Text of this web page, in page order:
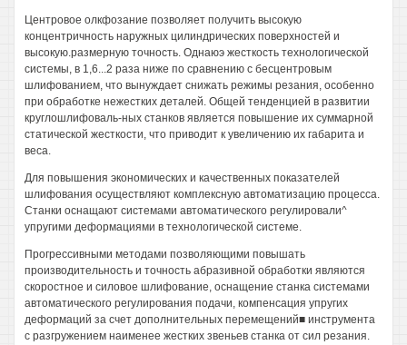
Центровое олкфозание позволяет получить высокую
концентричность наружных цилиндрических поверхностей и
высокую.размерную точность. Однаюэ жесткость технологической
системы, в 1,6...2 раза ниже по сравнению с бесцентровым
шлифованием, что вынуждает снижать режимы резания, особенно
при обработке нежестких деталей. Общей тенденцией в развитии
круглошлифоваль-ных станков является повышение их суммарной
статической жесткости, что приводит к увеличению их габарита и
веса.
Для повышения экономических и качественных показателей
шлифования осуществляют комплексную автоматизацию процесса.
Станки оснащают системами автоматического регулировали^
упругими деформациями в технологической системе.
Прогрессивными методами позволяющими повышать
производительность и точность абразивной обработки являются
скоростное и силовое шлифование, оснащение станка системами
автоматического регулирования подачи, компенсация упругих
деформаций за счет дополнительных перемещений■ инструмента
с разгружением наименее жестких звеньев станка от сил резания.